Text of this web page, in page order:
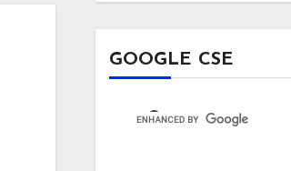
GOOGLE CSE